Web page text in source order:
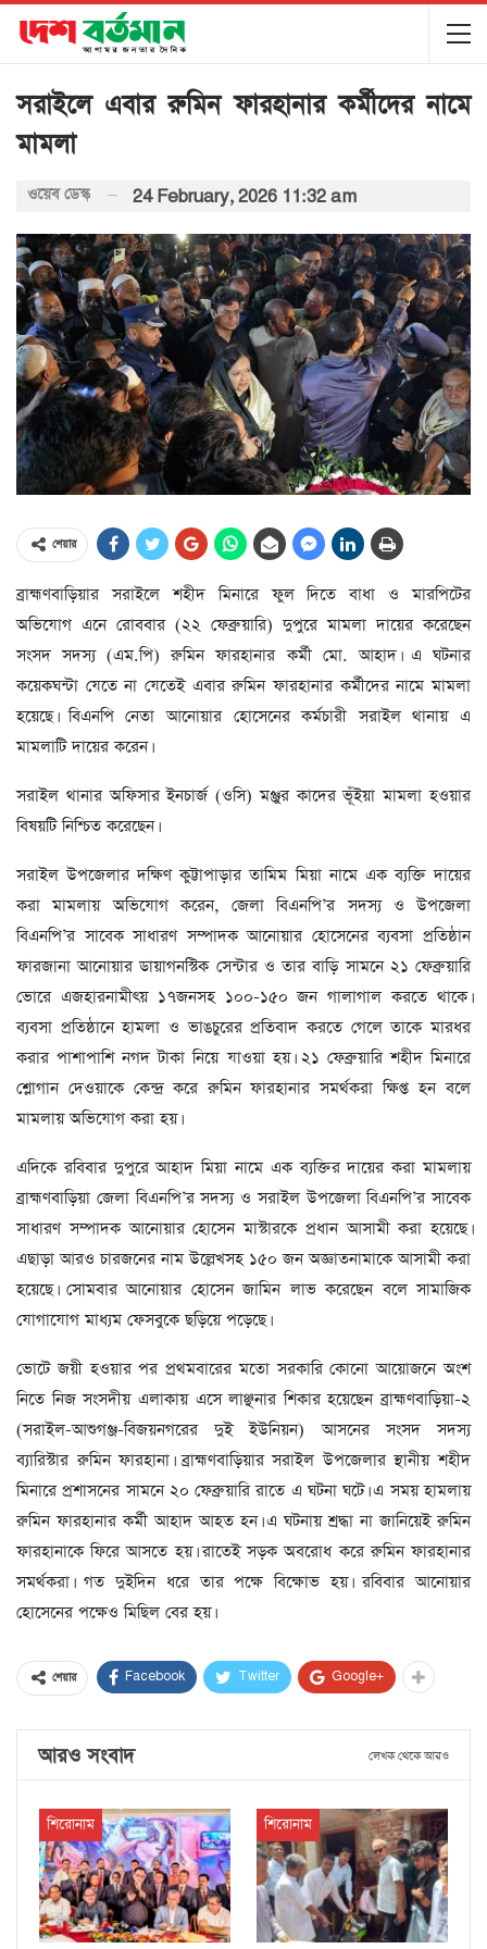
সরাইলে এবার রুমিন ফারহানার কর্মীদের নামে
মামলা
ওয়েব ডেস্ক 24 February, 2026 11:32 am
শেয়ার
ব্রাহ্মণবাড়িয়ার সরাইলে শহীদ মিনারে ফুল দিতে বাধা ও মারপিটের
অভিযোগ এনে রোববার (২২ ফেব্রুয়ারি) দুপুরে মামলা দায়ের করেছেন
সংসদ সদস্য (এম.পি) রুমিন ফারহানার কর্মী মো. আহাদ। এ ঘটনার
কয়েকঘন্টা যেতে না যেতেই এবার রুমিন ফারহানার কর্মীদের নামে মামলা
হয়েছে। বিএনপি নেতা আনোয়ার হোসেনের কর্মচারী সরাইল থানায় এ
মামলাটি দায়ের করেন।
সরাইল থানার অফিসার ইনচার্জ (ওসি) মঞ্জুর কাদের ভূঁইয়া মামলা হওয়ার
বিষয়টি নিশ্চিত করেছেন।
সরাইল উপজেলার দক্ষিণ কুট্টাপাড়ার তামিম মিয়া নামে এক ব্যক্তি দায়ের
করা মামলায় অভিযোগ করেন, জেলা বিএনপি’র সদস্য ও উপজেলা
বিএনপি’র সাবেক সাধারণ সম্পাদক আনোয়ার হোসেনের ব্যবসা প্রতিষ্ঠান
ফারজানা আনোয়ার ডায়াগনস্টিক সেন্টার ও তার বাড়ি সামনে ২১ ফেব্রুয়ারি
ভোরে এজহারনামীৎয় ১৭জনসহ ১০০-১৫০ জন গালাগাল করতে থাকে।
ব্যবসা প্রতিষ্ঠানে হামলা ও ভাঙচুরের প্রতিবাদ করতে গেলে তাকে মারধর
করার পাশাপাশি নগদ টাকা নিয়ে যাওয়া হয়। ২১ ফেব্রুয়ারি শহীদ মিনারে
শ্লোগান দেওয়াকে কেন্দ্র করে রুমিন ফারহানার সমর্থকরা ক্ষিপ্ত হন বলে
মামলায় অভিযোগ করা হয়।
এদিকে রবিবার দুপুরে আহাদ মিয়া নামে এক ব্যক্তির দায়ের করা মামলায়
ব্রাহ্মণবাড়িয়া জেলা বিএনপি’র সদস্য ও সরাইল উপজেলা বিএনপি’র সাবেক
সাধারণ সম্পাদক আনোয়ার হোসেন মাস্টারকে প্রধান আসামী করা হয়েছে।
এছাড়া আরও চারজনের নাম উল্লেখসহ ১৫০ জন অজ্ঞাতনামাকে আসামী করা
হয়েছে। সোমবার আনোয়ার হোসেন জামিন লাভ করেছেন বলে সামাজিক
যোগাযোগ মাধ্যম ফেসবুকে ছড়িয়ে পড়েছে।
ভোটে জয়ী হওয়ার পর প্রথমবারের মতো সরকারি কোনো আয়োজনে অংশ
নিতে নিজ সংসদীয় এলাকায় এসে লাঞ্ছনার শিকার হয়েছেন ব্রাহ্মণবাড়িয়া-২
(সরাইল-আশুগঞ্জ-বিজয়নগরের দুই ইউনিয়ন) আসনের সংসদ সদস্য
ব্যারিস্টার রুমিন ফারহানা। ব্রাহ্মণবাড়িয়ার সরাইল উপজেলার স্থানীয় শহীদ
মিনারে প্রশাসনের সামনে ২০ ফেব্রুয়ারি রাতে এ ঘটনা ঘটে। এ সময় হামলায়
রুমিন ফারহানার কর্মী আহাদ আহত হন। এ ঘটনায় শ্রদ্ধা না জানিয়েই রুমিন
ফারহানাকে ফিরে আসতে হয়। রাতেই সড়ক অবরোধ করে রুমিন ফারহানার
সমর্থকরা। গত দুইদিন ধরে তার পক্ষে বিক্ষোভ হয়। রবিবার আনোয়ার
হোসেনের পক্ষেও মিছিল বের হয়।
শেয়ার Facebook Twitter Google+
আরও সংবাদ লেখক থেকে আরও
শিরোনাম শিরোনাম